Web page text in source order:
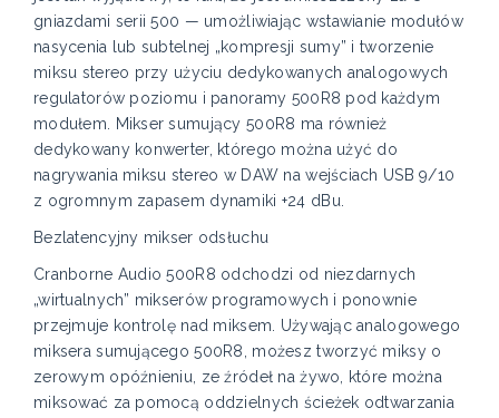
gniazdami serii 500 — umożliwiając wstawianie modułów
nasycenia lub subtelnej „kompresji sumy” i tworzenie
miksu stereo przy użyciu dedykowanych analogowych
regulatorów poziomu i panoramy 500R8 pod każdym
modułem. Mikser sumujący 500R8 ma również
dedykowany konwerter, którego można użyć do
nagrywania miksu stereo w DAW na wejściach USB 9/10
z ogromnym zapasem dynamiki +24 dBu.
Bezlatencyjny mikser odsłuchu
Cranborne Audio 500R8 odchodzi od niezdarnych
„wirtualnych” mikserów programowych i ponownie
przejmuje kontrolę nad miksem. Używając analogowego
miksera sumującego 500R8, możesz tworzyć miksy o
zerowym opóźnieniu, ze źródeł na żywo, które można
miksować za pomocą oddzielnych ścieżek odtwarzania